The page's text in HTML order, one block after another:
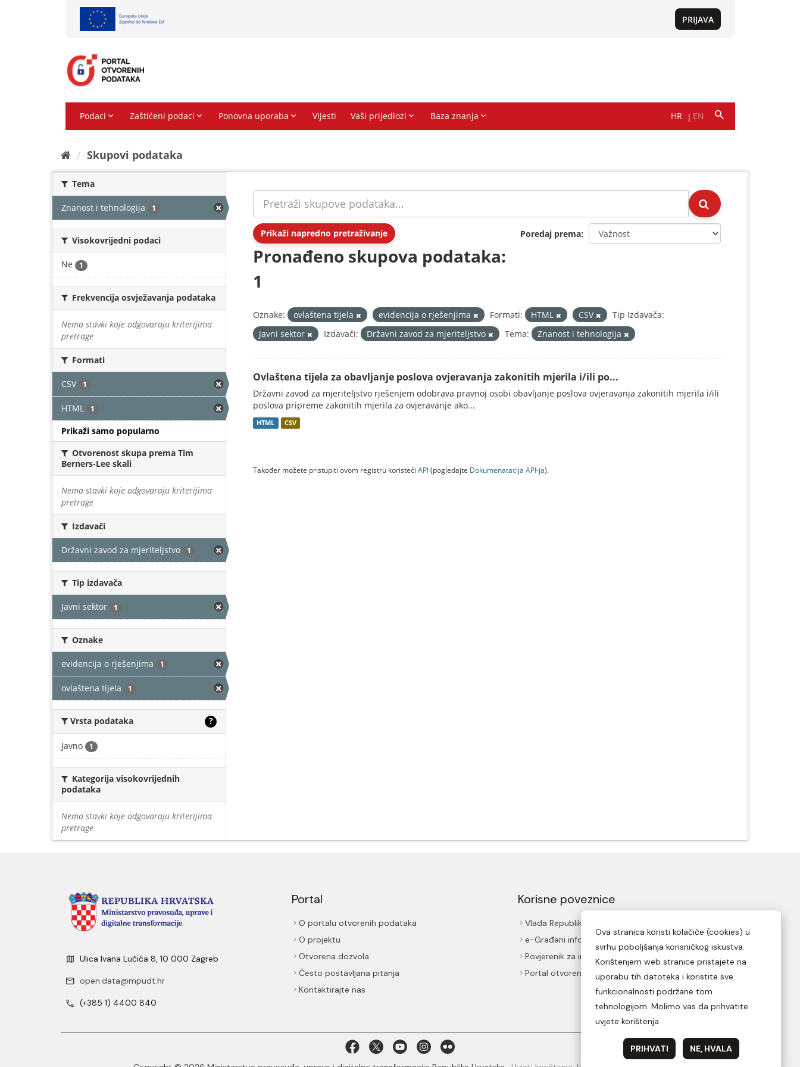
Skupovi podаtаkа
Tema
Znanost i tehnologija 1
Visokovrijedni podaci
Ne 1
Frekvencija osvježavanja podataka
Nema stavki koje odgovaraju kriterijima
pretrage
Formati
CSV 1
HTML 1
Prikaži samo popularno
Otvorenost skupa prema Tim
Berners-Lee skali
Nema stavki koje odgovaraju kriterijima
pretrage
Izdavači
Državni zavod za mjeriteljstvo 1
Tip izdavača
Javni sektor 1
Oznake
evidencija o rješenjima 1
ovlaštena tijela 1
Vrsta podataka ?
Javno 1
Kategorija visokovrijednih
podataka
Nema stavki koje odgovaraju kriterijima
pretrage
Prikaži napredno pretraživanje Poredaj prema
Pronađeno skupova podataka:
1
Oznake: ovlaštena tijela evidencija o rješenjima Formati: HTML CSV
Tip Izdavača:
Javni sektor
Izdavači: Državni zavod za mjeriteljstvo Tema: Znanost i tehnologija
Ovlaštena tijela za obavljanje poslova ovjeravanja zakonitih mjerila i/ili po...
Državni zavod za mjeriteljstvo rješenjem odobrava pravnoj osobi obavljanje poslova ovjeravanja zakonitih mjerila i/ili
poslova pripreme zakonitih mjerila za ovjeravanje ako...
HTML CSV
Također možete pristupiti ovom registru koristeći API(pogledajte Dokumenаtаcijа API-jа).